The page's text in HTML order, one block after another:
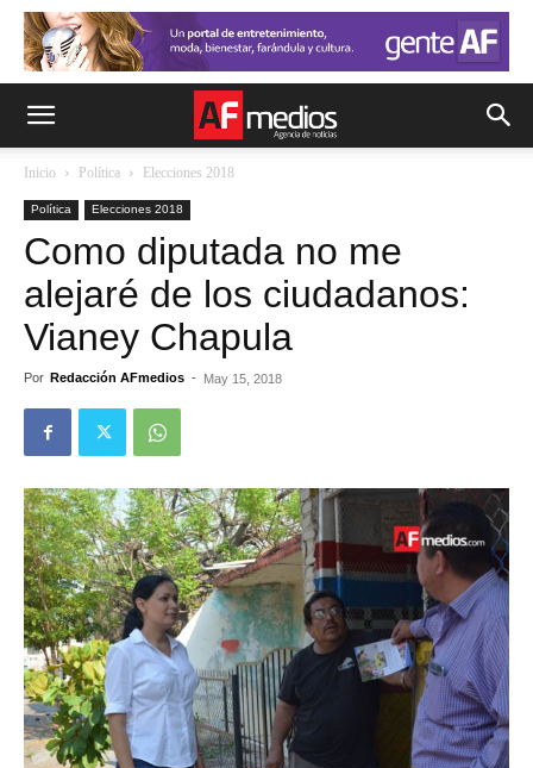
Inicio Política Elecciones 2018
Política Elecciones 2018
Como diputada no me
alejaré de los ciudadanos:
Vianey Chapula
Por Redacción AFmedios - May 15, 2018